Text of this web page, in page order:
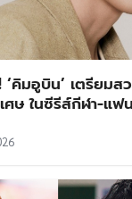
คิมอูบิน’ เตรียมส
ษ ในซีรีส์กีฬา-แฟ